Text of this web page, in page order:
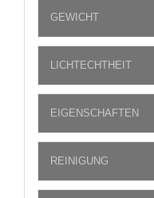
GEWICHT
LICHTECHTHEIT
EIGENSCHAFTEN
REINIGUNG